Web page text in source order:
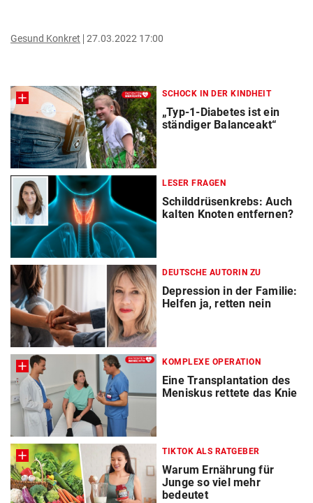
Gesund Konkret 27.03.2022 17:00
SCHOCK IN DER KINDHEIT
„Typ-1-Diabetes ist ein
ständiger Balanceakt“
LESER FRAGEN
Schilddrüsenkrebs: Auch
kalten Knoten entfernen?
DEUTSCHE AUTORIN ZU
Depression in der Familie:
Helfen ja, retten nein
KOMPLEXE OPERATION
Eine Transplantation des
Meniskus rettete das Knie
TIKTOK ALS RATGEBER
Warum Ernährung für
Junge so viel mehr
bedeutet